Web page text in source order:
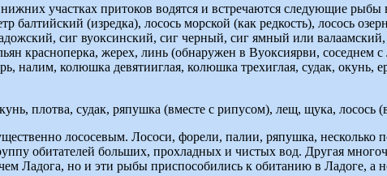
участках притоков водятся и встречаются следующие
балтийский (изредка), лосось морской (как редкость), лосось
сиг вуоксинский, сиг черный, сиг ямный или валаамский,
красноперка, жерех, линь (обнаружен в Вуоксиярви, соседнем с
налим, колюшка девятииглая, колюшка трехиглая, судак, окунь,
плотва, судак, ряпушка (вместе с рипусом), лещ, щука, лосось
лососевым. Лососи, форели, палии, ряпушка, несколько
обитателей больших, прохладных и чистых вод. Другая
Ладога, но и эти рыбы приспособились к обитанию в Ладоге,